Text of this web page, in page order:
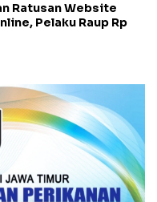
Ratusan Website
Pelaku Raup Rp